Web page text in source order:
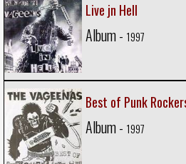
Live jn Hell
Album - 1997
Best of Punk
Album - 1997